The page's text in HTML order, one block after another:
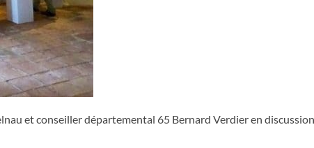
et conseiller départemental 65 Bernard Verdier en